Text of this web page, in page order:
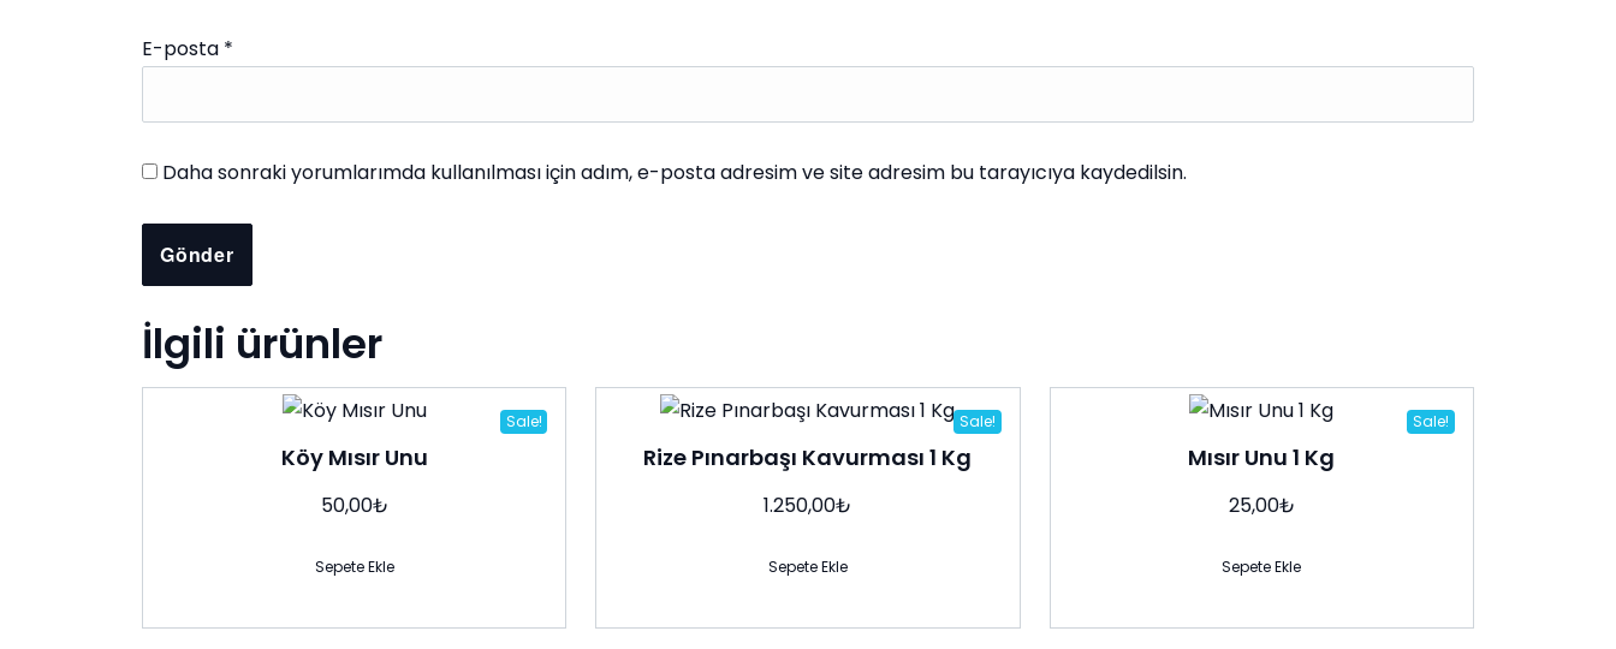
E-posta *
Daha sonraki yorumlarımda kullanılması için adım, e-posta adresim ve site adresim bu tarayıcıya kaydedilsin.
İlgili ürünler
Sale!
Köy Mısır Unu
50,00₺
Sepete Ekle
Sale!
Rize Pınarbaşı Kavurması 1 Kg
1.250,00₺
Sepete Ekle
Sale!
Mısır Unu 1 Kg
25,00₺
Sepete Ekle